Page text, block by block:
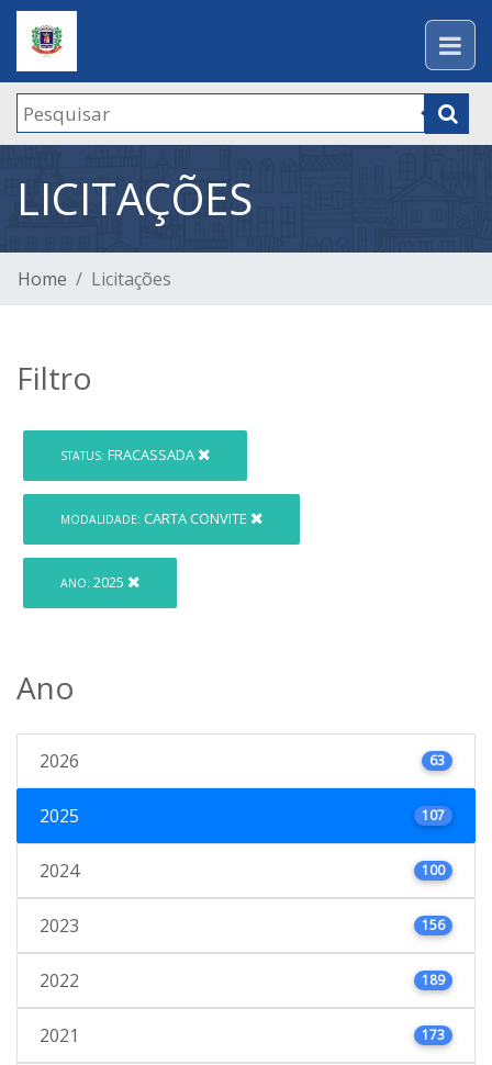
LICITAÇÕES
Home Licitações
Filtro
STATUS: FRACASSADA
MODALIDADE: CARTA CONVITE
ANO: 2025
Ano
2026 63
2025 107
2024 100
2023 156
2022 189
2021 173